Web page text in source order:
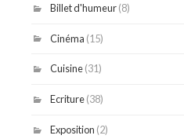
Billet d'humeur(8)
Cinéma (15)
Cuisine(31)
Ecriture(38)
Exposition (2)